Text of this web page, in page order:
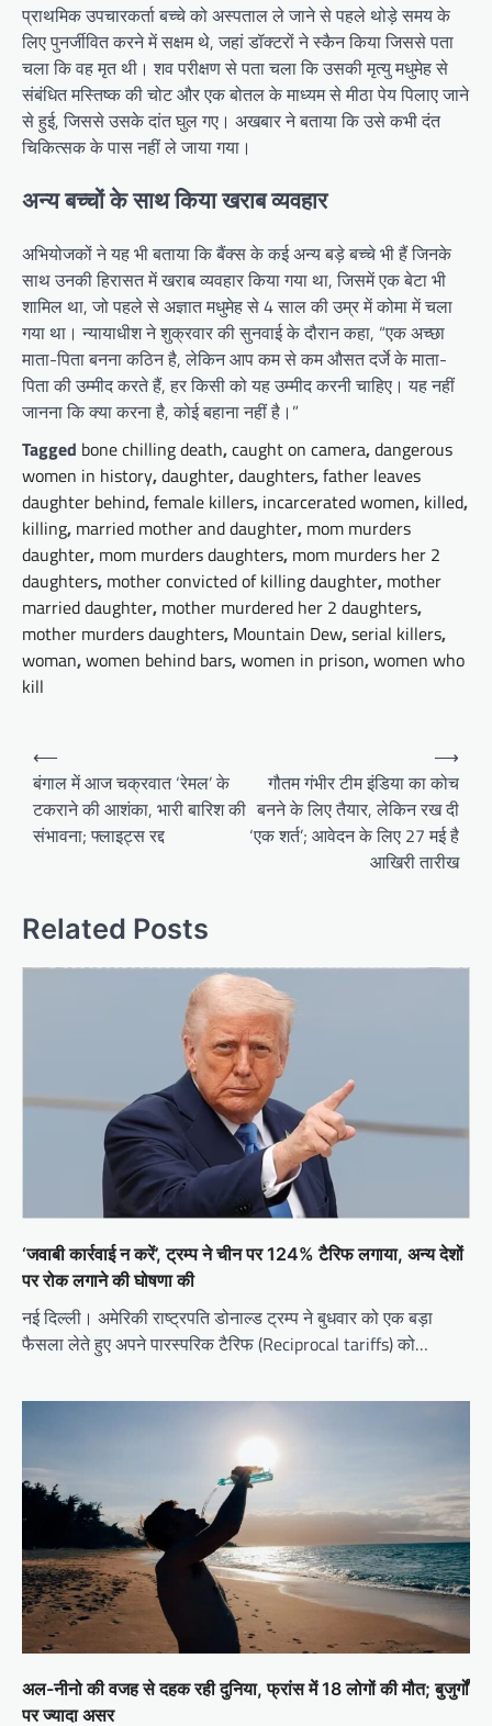
प्राथमिक उपचारकर्ता बच्चे को अस्पताल ले जाने से पहले थोड़े समय के
लिए पुनर्जीवित करने में सक्षम थे, जहां डॉक्टरों ने स्कैन किया जिससे पता
चला कि वह मृत थी। शव परीक्षण से पता चला कि उसकी मृत्यु मधुमेह से
संबंधित मस्तिष्क की चोट और एक बोतल के माध्यम से मीठा पेय पिलाए जाने
से हुई, जिससे उसके दांत घुल गए। अखबार ने बताया कि उसे कभी दंत
चिकित्सक के पास नहीं ले जाया गया।
अन्य बच्चों के साथ किया खराब व्यवहार
अभियोजकों ने यह भी बताया कि बैंक्स के कई अन्य बड़े बच्चे भी हैं जिनके
साथ उनकी हिरासत में खराब व्यवहार किया गया था, जिसमें एक बेटा भी
शामिल था, जो पहले से अज्ञात मधुमेह से 4 साल की उम्र में कोमा में चला
गया था। न्यायाधीश ने शुक्रवार की सुनवाई के दौरान कहा, “एक अच्छा
माता-पिता बनना कठिन है, लेकिन आप कम से कम औसत दर्जे के माता-
पिता की उम्मीद करते हैं, हर किसी को यह उम्मीद करनी चाहिए। यह नहीं
जानना कि क्या करना है, कोई बहाना नहीं है।”
Tagged bone chilling death,caught on camera,dangerous
women in history,daughter,daughters,father leaves
daughter behind,female killers, incarcerated women, killed,
killing, married mother and daughter, mom murders
daughter, mom murders daughters, mom murders her 2
daughters, mother convicted of killing daughter, mother
married daughter, mother murdered her 2 daughters,
mother murders daughters, Mountain Dew,serial killers,
woman,women behind bars,women in prison,women who
kill
Post
navigation
⟵
बंगाल में आज चक्रवात ‘रेमल’ के
टकराने की आशंका, भारी बारिश की
संभावना; फ्लाइट्स रद्द
गौतम गंभीर टीम इंडिया का कोच
बनने के लिए तैयार, लेकिन रख दी
‘एक शर्त’; आवेदन के लिए 27 मई है
आखिरी तारीख
⟶
Related Posts
‘जवाबी कार्रवाई न करें’, ट्रम्प ने चीन पर 124% टैरिफ लगाया, अन्य देशों
पर रोक लगाने की घोषणा की
नई दिल्ली। अमेरिकी राष्ट्रपति डोनाल्ड ट्रम्प ने बुधवार को एक बड़ा
फैसला लेते हुए अपने पारस्परिक टैरिफ (Reciprocal tariffs) को…
अल-नीनो की वजह से दहक रही दुनिया, फ्रांस में 18 लोगों की मौत; बुजुर्गों
पर ज्यादा असर